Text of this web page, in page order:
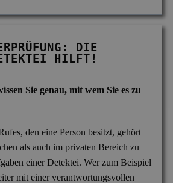
Erbschaft & Erbanspruch
Personen- & Zeugensuche
Computerkriminalität
Korruptionsbekämpfung
Krankschreibungsbetrug
Düsseldorf
Essen
Leipzig
Dortmund
INFORMATIONEN
Aktuelles
FAQ
Preise
DIE
HILFT!
Sie genau, mit wem Sie es zu
den eine Person besitzt, gehört
als auch im privaten Bereich zu
einer Detektei. Wer zum Beispiel
mit einer verantwortungsvollen